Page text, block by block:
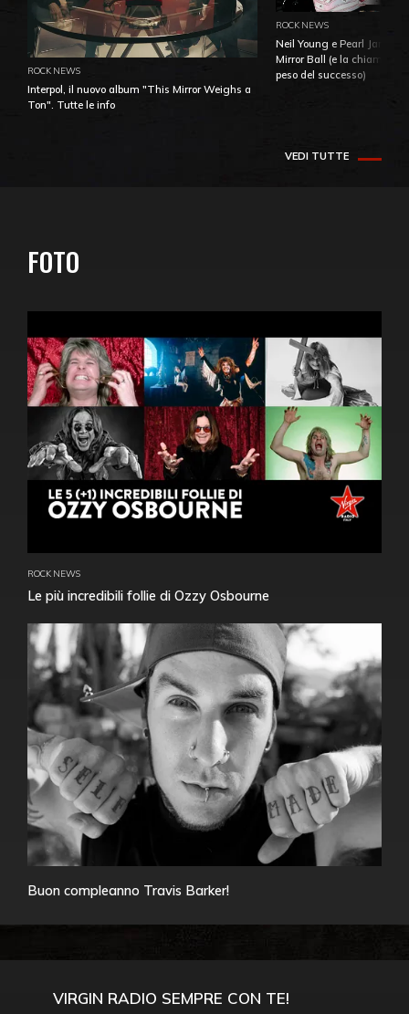
ROCK NEWS
Interpol, il nuovo album "This Mirror Weighs a
Ton". Tutte le info
ROCK NEWS
Neil Young e Pearl Jam: la
Mirror Ball (e la chiamata
peso del successo)
VEDI TUTTE
FOTO
ROCK NEWS
Le più incredibili follie di Ozzy Osbourne
Buon compleanno Travis Barker!
VIRGIN RADIO SEMPRE CON TE!